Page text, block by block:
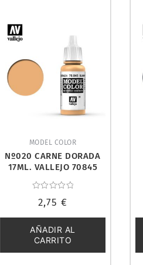
MODEL COLOR
Nº020 CARNE DORADA
17ML. VALLEJO 70845
con
de
5
2,75 €
AÑADIR AL
CARRITO